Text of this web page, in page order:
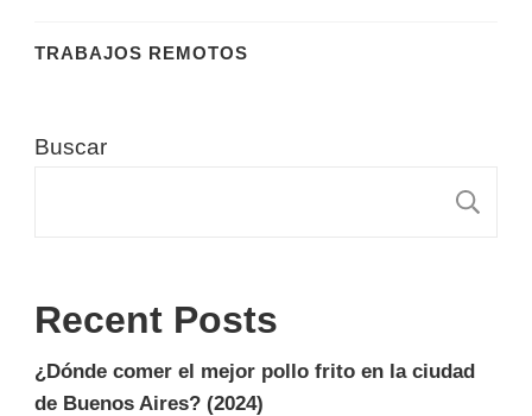
TRABAJOS REMOTOS
Buscar
Recent Posts
¿Dónde comer el mejor pollo frito en la ciudad
de Buenos Aires? (2024)